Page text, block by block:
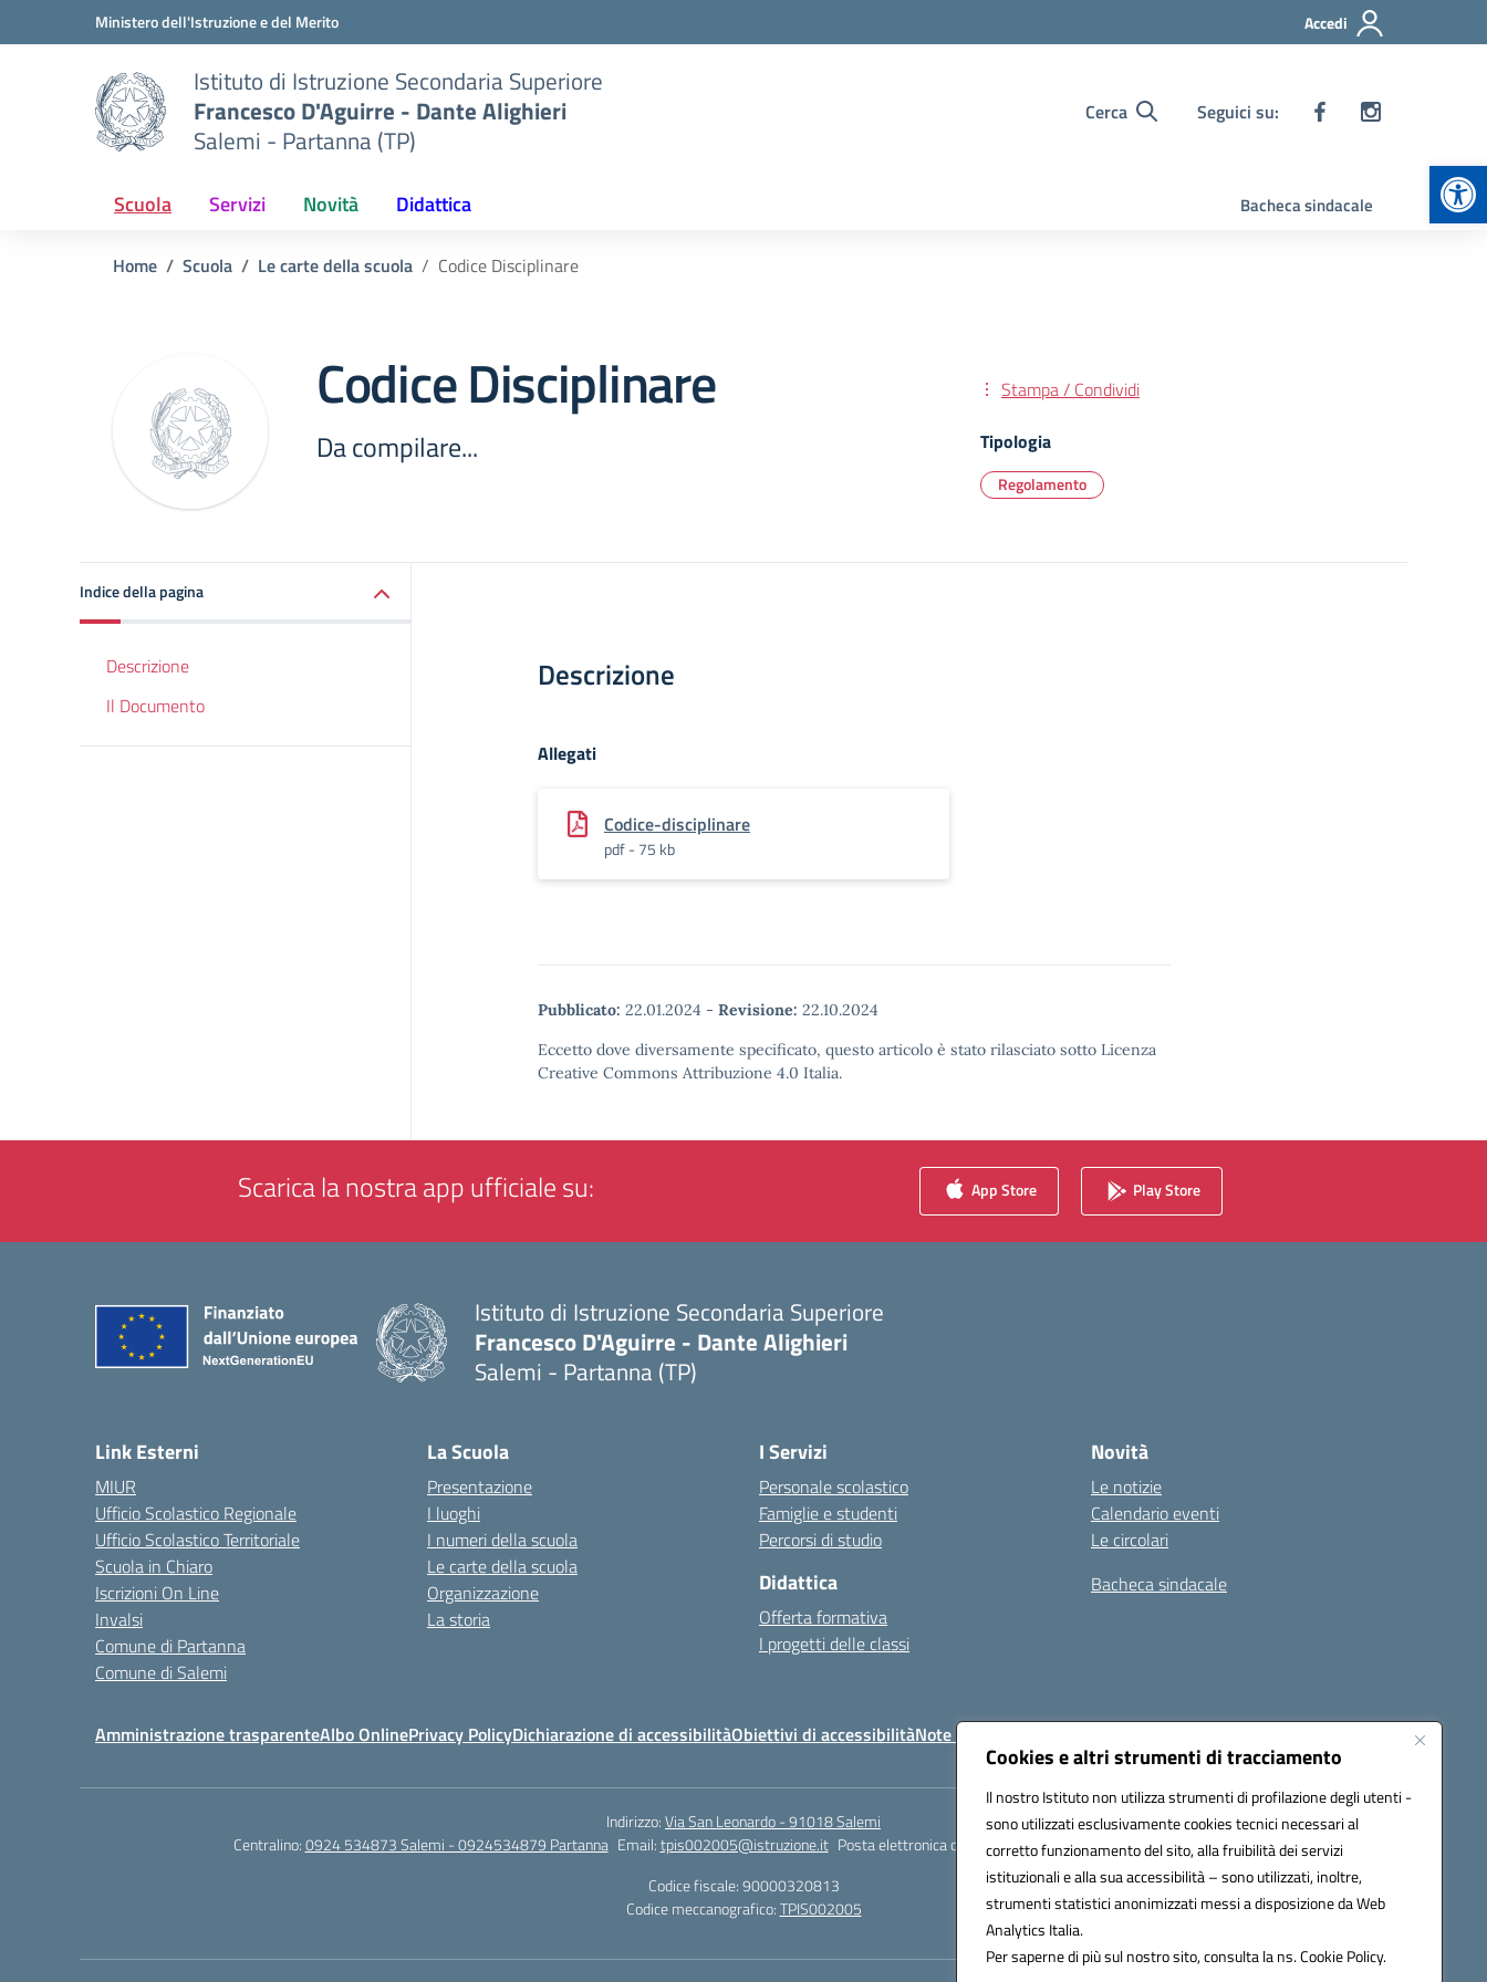
Cookies e altri strumenti di tracciamento
Il nostro Istituto non utilizza strumenti di profilazione degli utenti -
sono utilizzati esclusivamente cookies tecnici necessari al
corretto funzionamento del sito, alla fruibilità dei servizi
istituzionali e alla sua accessibilità – sono utilizzati, inoltre,
strumenti statistici anonimizzati messi a disposizione da Web
Analytics Italia.
Per saperne di più sul nostro sito, consulta la ns. Cookie Policy.
Vai ai contenuti
Vai al menu di navigazioneMinistero dell'Istruzione e del Merito Accedi
Istituto di Istruzione Secondaria Superiore
Francesco D'Aguirre - Dante Alighieri
Salemi - Partanna (TP)
Cerca Seguici su:
Scuola Servizi Novità Didattica Bacheca sindacale
Home Scuola Le carte della scuola Codice Disciplinare
Codice Disciplinare
Da compilare...
Stampa / Condividi
Tipologia
Regolamento
Indice della pagina
Descrizione
Il Documento
Descrizione
Allegati
Codice-disciplinare
pdf - 75 kb
Pubblicato: 22.01.2024 - Revisione: 22.10.2024
Eccetto dove diversamente specificato, questo articolo è stato rilasciato sotto Licenza
Creative Commons Attribuzione 4.0 Italia.
Scarica la nostra app ufficiale su: App Store Play Store
Istituto di Istruzione Secondaria Superiore
Francesco D'Aguirre - Dante Alighieri
Salemi - Partanna (TP)
Link Esterni
MIUR
Ufficio Scolastico Regionale
Ufficio Scolastico Territoriale
Scuola in Chiaro
Iscrizioni On Line
Invalsi
Comune di Partanna
Comune di Salemi
La Scuola
Presentazione
I luoghi
I numeri della scuola
Le carte della scuola
Organizzazione
La storia
I Servizi
Personale scolastico
Famiglie e studenti
Percorsi di studio
Didattica
Offerta formativa
I progetti delle classi
Novità
Le notizie
Calendario eventi
Le circolari
Bacheca sindacale
Amministrazione trasparenteAlbo OnlinePrivacy PolicyDichiarazione di accessibilitàObiettivi di accessibilitàNote legali Seguici su:
Indirizzo:Via San Leonardo - 91018 Salemi
Centralino:0924 534873 Salemi - 0924534879 Partanna Email:tpis002005@istruzione.it Posta elettronica certificata (PEC):tpis002005@pec.istruzione.it
Codice fiscale: 90000320813
Codice meccanografico:TPIS002005